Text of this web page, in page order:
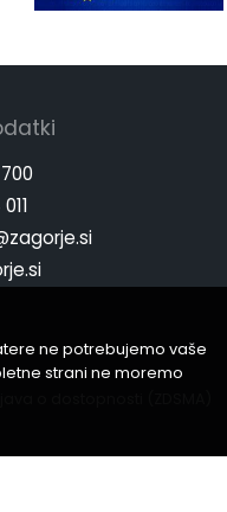
ne potrebujemo vaše
strani ne moremo